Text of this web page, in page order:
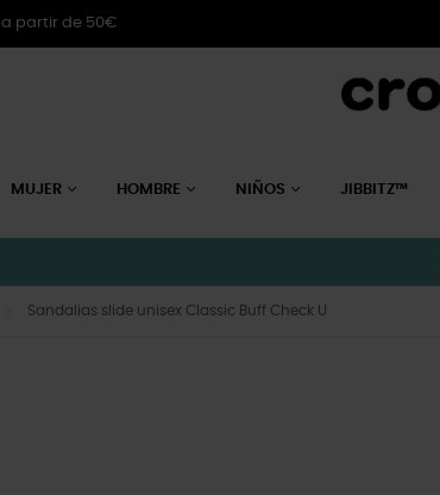
a partir de 50€
MUJER HOMBRE NIÑOS JIBBITZ™
Sandalias slide unisex Classic Buff Check U